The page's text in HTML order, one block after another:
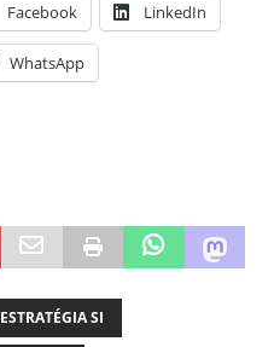
Facebook LinkedIn
WhatsApp
ESTRATÉGIA SI